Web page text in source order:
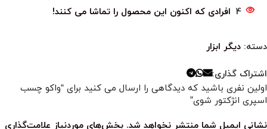
4 افرادی که اکنون این محصول را تماشا می کنند!
دسته: دیگر ابزار
اشتراک گذاری:
اولین نفری باشید که دیدگاهی را ارسال می کنید برای “واکو چسب
اسپری انژکتور شوی”
نشانی ایمیل شما منتشر نخواهد شد. بخش‌های موردنیاز علامت‌گذاری